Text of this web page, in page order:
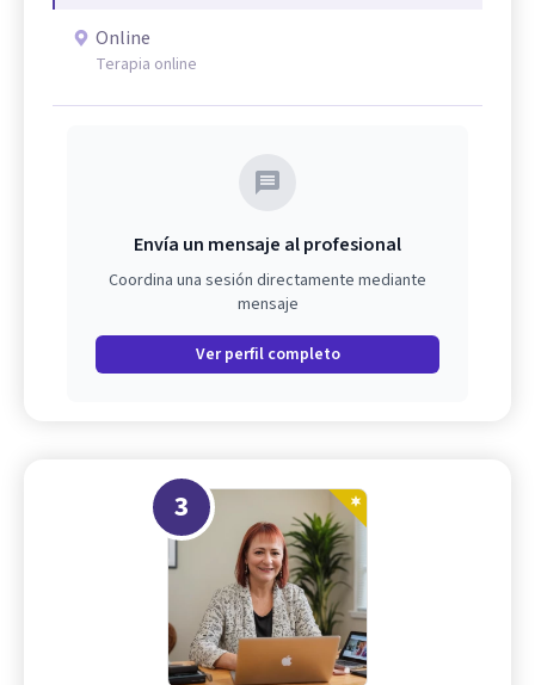
Online
Terapia online
Envía un mensaje al profesional
Coordina una sesión directamente mediante
mensaje
Ver perfil completo
3